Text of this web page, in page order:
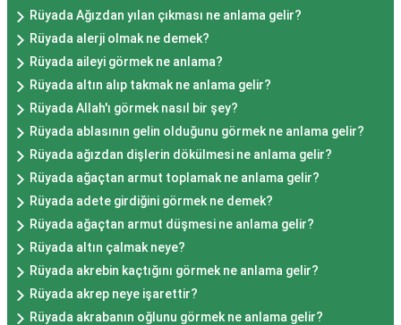
Rüyada Ağızdan yılan çıkması ne anlama gelir?
Rüyada alerji olmak ne demek?
Rüyada aileyi görmek ne anlama?
Rüyada altın alıp takmak ne anlama gelir?
Rüyada Allah'ı görmek nasıl bir şey?
Rüyada ablasının gelin olduğunu görmek ne anlama gelir?
Rüyada ağızdan dişlerin dökülmesi ne anlama gelir?
Rüyada ağaçtan armut toplamak ne anlama gelir?
Rüyada adete girdiğini görmek ne demek?
Rüyada ağaçtan armut düşmesi ne anlama gelir?
Rüyada altın çalmak neye?
Rüyada akrebin kaçtığını görmek ne anlama gelir?
Rüyada akrep neye işarettir?
Rüyada akrabanın oğlunu görmek ne anlama gelir?